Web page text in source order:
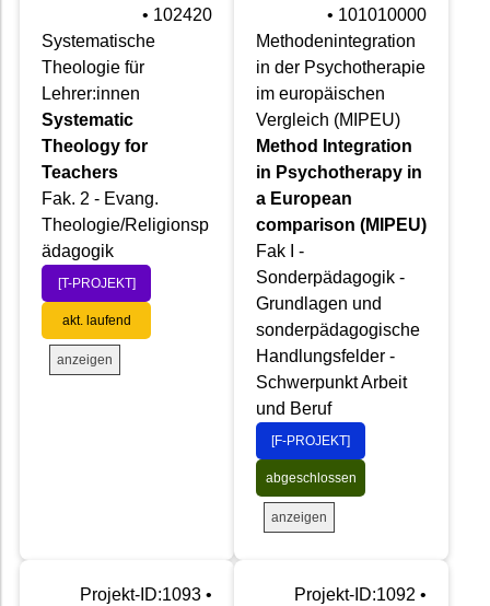
• 102420
Systematische
Theologie für
Lehrer:innen
Systematic
Theology for
Teachers
Fak. 2 - Evang.
Theologie/Religionsp
ädagogik
[T-PROJEKT]
akt. laufend
anzeigen
• 101010000
Methodenintegration
in der Psychotherapie
im europäischen
Vergleich (MIPEU)
Method Integration
in Psychotherapy in
a European
comparison (MIPEU)
Fak I -
Sonderpädagogik -
Grundlagen und
sonderpädagogische
Handlungsfelder -
Schwerpunkt Arbeit
und Beruf
[F-PROJEKT]
abgeschlossen
anzeigen
Projekt-ID:1093 •
Projekt-ID:1092 •